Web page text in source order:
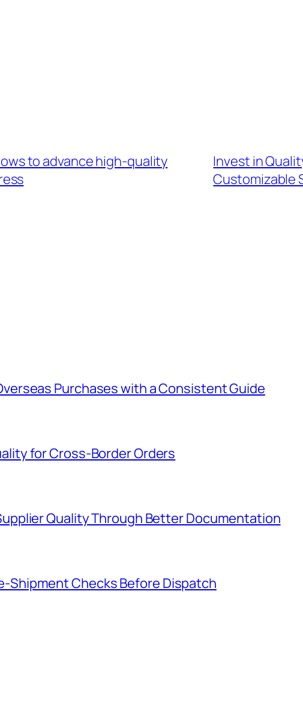
to advance high-quality
Invest in
Customizable
Purchases with a Consistent Guide
for Cross-Border Orders
Quality Through Better Documentation
Shipment Checks Before Dispatch